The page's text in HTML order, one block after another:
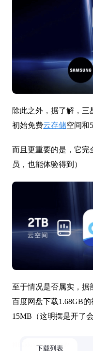
除此之外，据了解，
初始免费云存储空间和
而且更重要的是，它完
员，也能体验得到）
至于情况是否属实，据
百度网盘下载1.68GB
15MB（这明摆是开了